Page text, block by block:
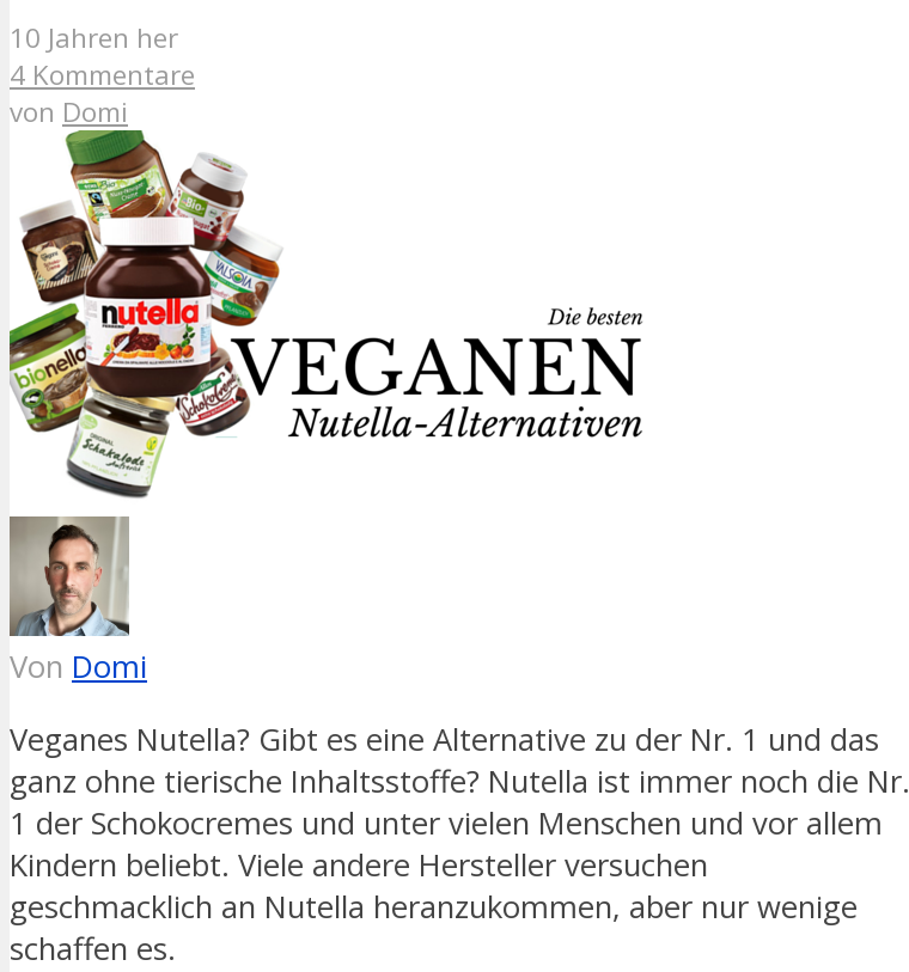
10 Jahren her
4 Kommentare
von Domi
Von Domi
Veganes Nutella? Gibt es eine Alternative zu der Nr. 1 und das
ganz ohne tierische Inhaltsstoffe? Nutella ist immer noch die Nr.
1 der Schokocremes und unter vielen Menschen und vor allem
Kindern beliebt. Viele andere Hersteller versuchen
geschmacklich an Nutella heranzukommen, aber nur wenige
schaffen es.